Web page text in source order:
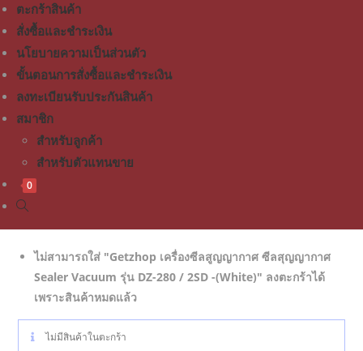
ตะกร้าสินค้า
สั่งซื้อและชำระเงิน
นโยบายความเป็นส่วนตัว
ขั้นตอนการสั่งซื้อและชำระเงิน
ลงทะเบียนรับประกันสินค้า
สมาชิก
สำหรับลูกค้า
สำหรับตัวแทนขาย
0
ไม่สามารถใส่ "Getzhop เครื่องซีลสูญญากาศ ซีลสุญญากาศ
Sealer Vacuum รุ่น DZ-280 / 2SD -(White)" ลงตะกร้าได้
เพราะสินค้าหมดแล้ว
ไม่มีสินค้าในตะกร้า